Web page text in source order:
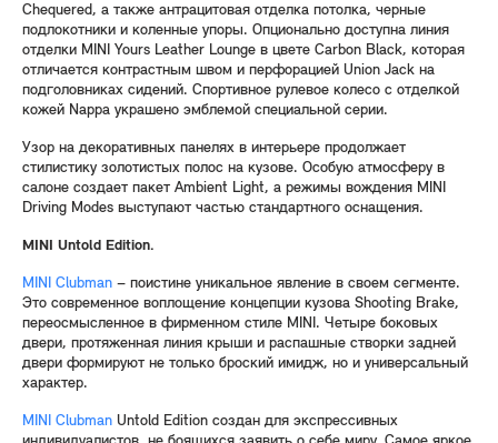
Chequered, а также антрацитовая отделка потолка, черные
подлокотники и коленные упоры. Опционально доступна линия
отделки MINI Yours Leather Lounge в цвете Carbon Black, которая
отличается контрастным швом и перфорацией Union Jack на
подголовниках сидений. Спортивное рулевое колесо с отделкой
кожей Nappa украшено эмблемой специальной серии.
Узор на декоративных панелях в интерьере продолжает
стилистику золотистых полос на кузове. Особую атмосферу в
салоне создает пакет Ambient Light, а режимы вождения MINI
Driving Modes выступают частью стандартного оснащения.
MINI Untold Edition.
MINI Clubman – поистине уникальное явление в своем сегменте.
Это современное воплощение концепции кузова Shooting Brake,
переосмысленное в фирменном стиле MINI. Четыре боковых
двери, протяженная линия крыши и распашные створки задней
двери формируют не только броский имидж, но и универсальный
характер.
MINI Clubman Untold Edition создан для экспрессивных